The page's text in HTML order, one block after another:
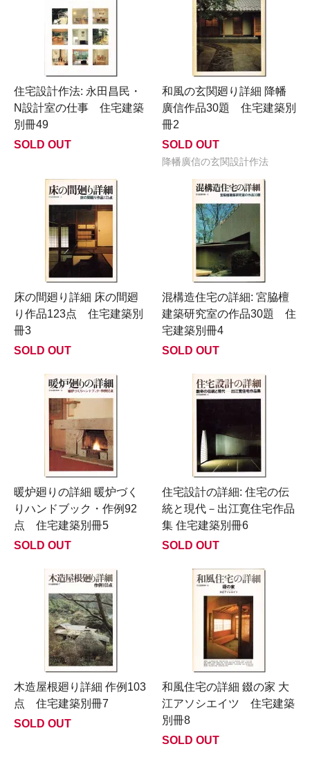
住宅設計作法: 永田昌民・
N設計室の仕事 住宅建築
別冊49
SOLD OUT
和風の玄関廻り詳細 降幡
廣信作品30題 住宅建築別
冊2
SOLD OUT
降幡廣信の玄関設計作法
床の間廻り詳細 床の間廻
り作品123点 住宅建築別
冊3
SOLD OUT
混構造住宅の詳細: 宮脇檀
建築研究室の作品30題 住
宅建築別冊4
SOLD OUT
暖炉廻りの詳細 暖炉づく
りハンドブック・作例92
点 住宅建築別冊5
SOLD OUT
住宅設計の詳細: 住宅の伝
統と現代－出江寛住宅作品
集 住宅建築別冊6
SOLD OUT
木造屋根廻り詳細 作例103
点 住宅建築別冊7
SOLD OUT
和風住宅の詳細 錣の家 大
江アソシエイツ 住宅建築
別冊8
SOLD OUT